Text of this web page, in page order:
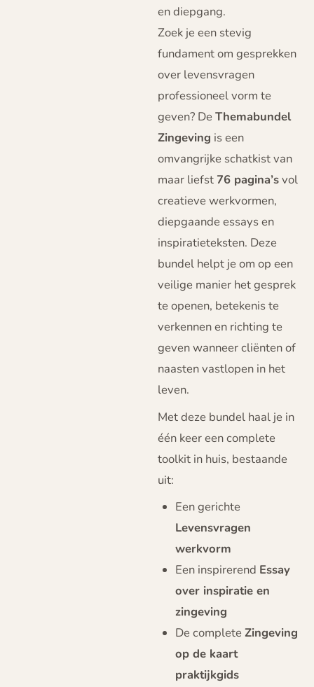
en diepgang.
Zoek je een stevig
fundament om gesprekken
over levensvragen
professioneel vorm te
geven? De Themabundel
Zingeving is een
omvangrijke schatkist van
maar liefst 76 pagina’svol
creatieve werkvormen,
diepgaande essays en
inspiratieteksten. Deze
bundel helpt je om op een
veilige manier het gesprek
te openen, betekenis te
verkennen en richting te
geven wanneer cliënten of
naasten vastlopen in het
leven.
Met deze bundel haal je in
één keer een complete
toolkit in huis, bestaande
uit:
Een gerichte
Levensvragen
werkvorm
Een inspirerend Essay
over inspiratie en
zingeving
De complete Zingeving
op de kaart
praktijkgids